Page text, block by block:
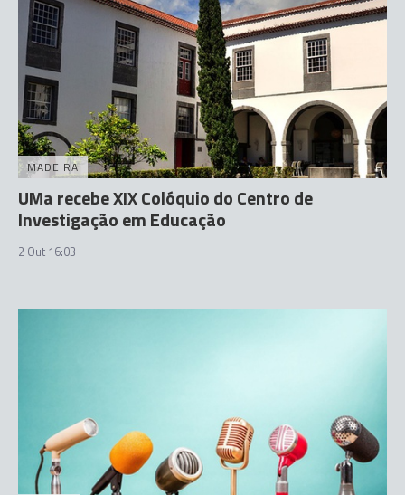
MADEIRA
UMa recebe XIX Colóquio do Centro de
Investigação em Educação
2 Out 16:03